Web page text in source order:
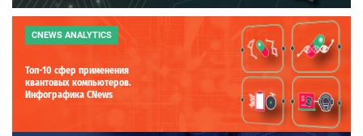
CNEWS ANALYTICS
Топ-10 сфер применения
квантовых компьютеров.
Инфографика CNews